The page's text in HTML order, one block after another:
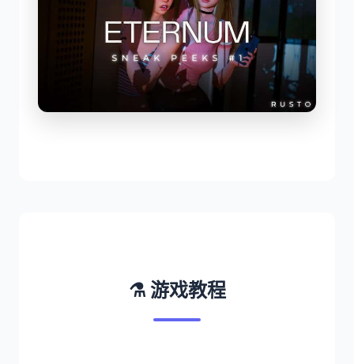
⚗️ 游戏教程